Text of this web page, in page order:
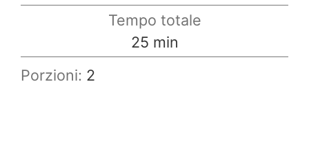
Tempo totale
25minuti
min
Porzioni: 2